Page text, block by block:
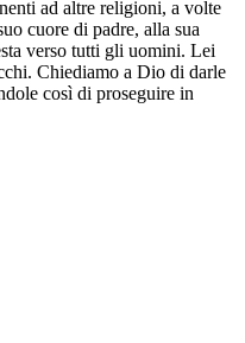
ad altre religioni, a volte
cuore di padre, alla sua
verso tutti gli uomini. Lei
Chiediamo a Dio di darle
così di proseguire in